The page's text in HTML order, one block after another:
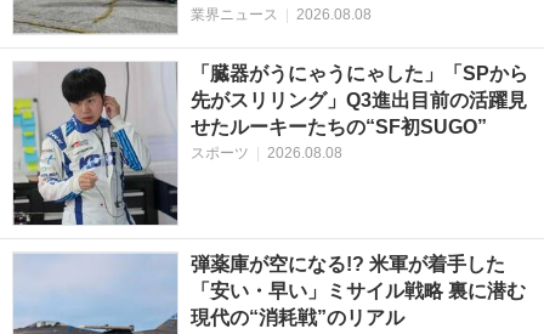
業界ニュース | 2026.08.08
「臓器がうにゃうにゃした」「SPから
先がスリリング」Q3進出目前の活躍見
せたルーキーたちの“SF初SUGO”
スポーツ | 2026.08.08
弾薬庫が空になる!? 米軍が着手した
「安い・早い」ミサイル戦略 裏に潜む
現代の“消耗戦”のリアル